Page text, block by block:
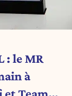
: le MR
à